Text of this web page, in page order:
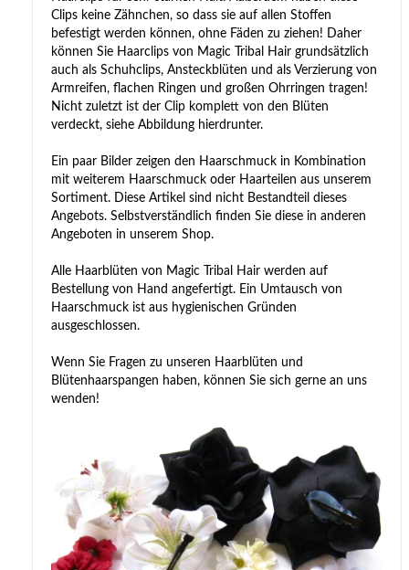
Clips keine Zähnchen, so dass sie auf allen Stoffen
befestigt werden können, ohne Fäden zu ziehen! Daher
können Sie Haarclips von Magic Tribal Hair grundsätzlich
auch als Schuhclips, Ansteckblüten und als Verzierung von
Armreifen, flachen Ringen und großen Ohrringen tragen!
Nicht zuletzt ist der Clip komplett von den Blüten
verdeckt, siehe Abbildung hierdrunter.
Ein paar Bilder zeigen den Haarschmuck in Kombination
mit weiterem Haarschmuck oder Haarteilen aus unserem
Sortiment. Diese Artikel sind nicht Bestandteil dieses
Angebots. Selbstverständlich finden Sie diese in anderen
Angeboten in unserem Shop.
Alle Haarblüten von Magic Tribal Hair werden auf
Bestellung von Hand angefertigt. Ein Umtausch von
Haarschmuck ist aus hygienischen Gründen
ausgeschlossen.
Wenn Sie Fragen zu unseren Haarblüten und
Blütenhaarspangen haben, können Sie sich gerne an uns
wenden!